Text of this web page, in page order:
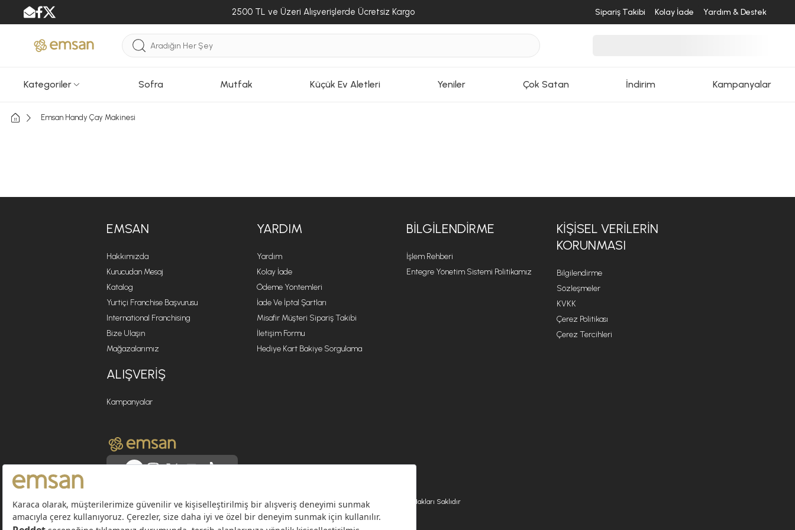
2500 TL ve Üzeri Alışverişlerde Ücretsiz Kargo Sipariş Takibi Kolay İade Yardım & Destek
Kategoriler Sofra Mutfak Küçük Ev Aletleri Yeniler Çok Satan İndirim Kampanyalar
Emsan Handy Çay Makinesi
EMSAN
Hakkımızda
Kurucudan Mesaj
Katalog
Yurtiçi Franchise Başvurusu
International Franchising
Bize Ulaşın
Mağazalarımız
YARDIM
Yardım
Kolay İade
Ödeme Yöntemleri
İade Ve İptal Şartları
Misafir Müşteri Sipariş Takibi
İletişim Formu
Hediye Kart Bakiye Sorgulama
BILGILENDIRME
İşlem Rehberi
Entegre Yönetim Sistemi Politikamız
KİŞİSEL VERİLERİN
KORUNMASI
Bilgilendirme
Sözleşmeler
KVKK
Çerez Politikası
Çerez Tercihleri
ALIŞVERIŞ
Kampanyalar
© 2026 EMSAN A.Ş. Tüm Hakları Saklıdır